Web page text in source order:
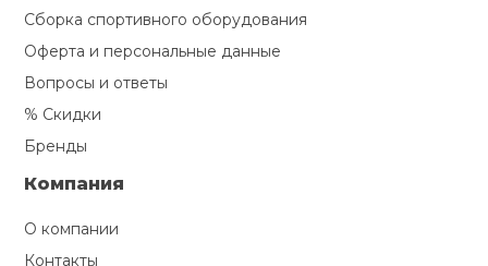
Сборка спортивного оборудования
Оферта и персональные данные
Вопросы и ответы
% Скидки
Бренды
Компания
О компании
Контакты